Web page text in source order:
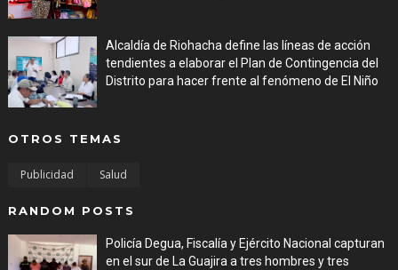
Alcaldía de Riohacha define las líneas de acción
tendientes a elaborar el Plan de Contingencia del
Distrito para hacer frente al fenómeno de El Niño
OTROS TEMAS
Publicidad Salud
RANDOM POSTS
Policía Degua, Fiscalía y Ejército Nacional capturan
en el sur de La Guajira a tres hombres y tres